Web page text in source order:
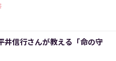
井信行さんが教える「命の守